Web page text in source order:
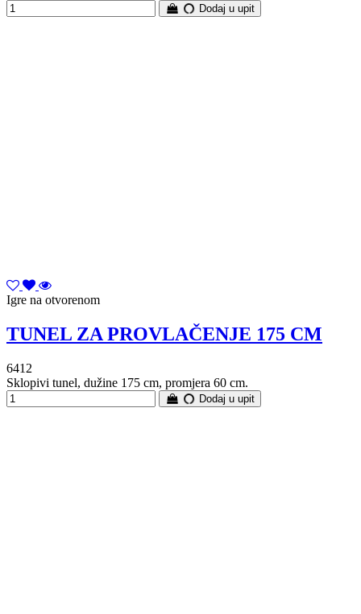
Dodaj u upit
Igre na otvorenom
TUNEL ZA PROVLAČENJE 175 CM
6412
Sklopivi tunel, dužine 175 cm, promjera 60 cm.
Dodaj u upit